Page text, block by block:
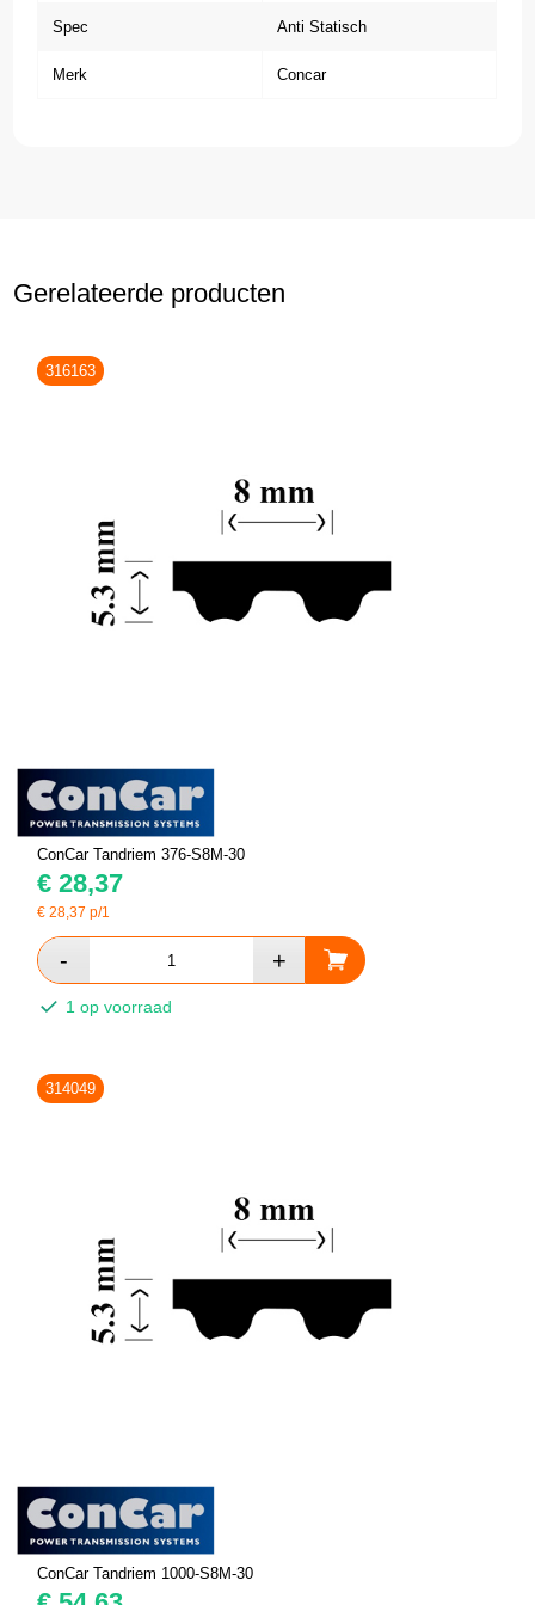
Spec Anti Statisch
Merk Concar
Gerelateerde producten
316163
ConCar Tandriem 376-S8M-30
€ 28,37
€28,37 p/1
1 op voorraad
314049
ConCar Tandriem 1000-S8M-30